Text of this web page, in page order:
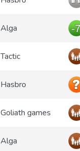
Alga
Tactic
Hasbro
Goliath games
Alga